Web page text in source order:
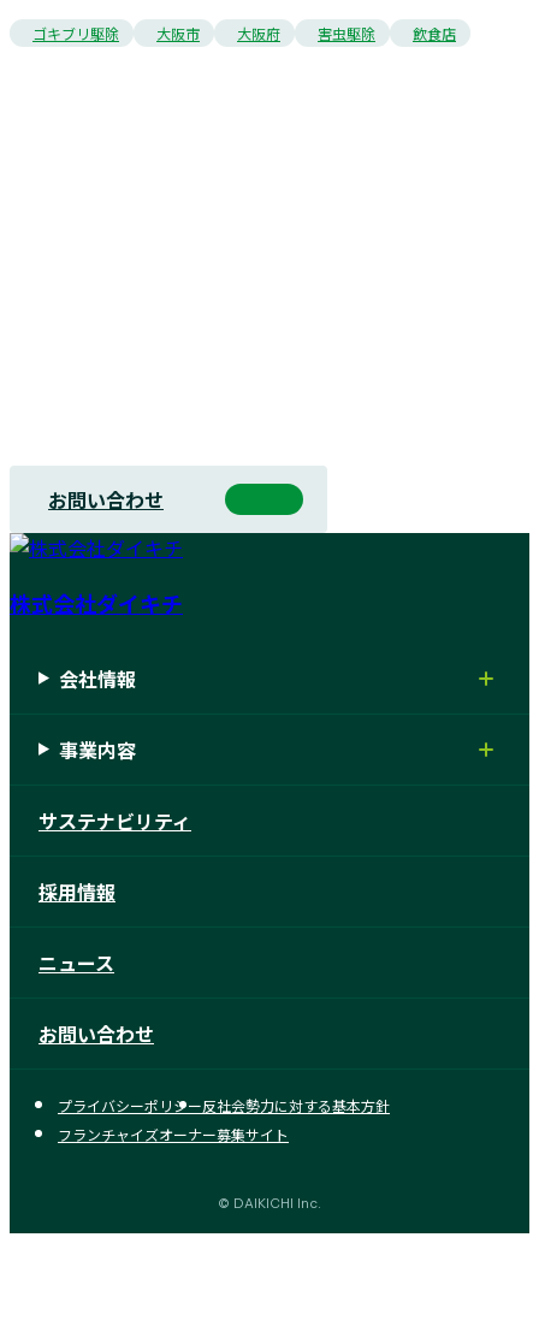
ゴキブリ駆除 大阪市 大阪府 害虫駆除 飲食店
お問い合わせ
株式会社ダイキチ
会社情報
事業内容
サステナビリティ
採用情報
ニュース
お問い合わせ
プライバシーポリシー反社会勢力に対する基本方針
フランチャイズオーナー募集サイト
© DAIKICHI Inc.